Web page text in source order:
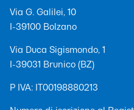
Via G. Galilei, 10
I-39100 Bolzano
Via Duca Sigismondo, 1
I-39031 Brunico (BZ)
P IVA: IT00198880213